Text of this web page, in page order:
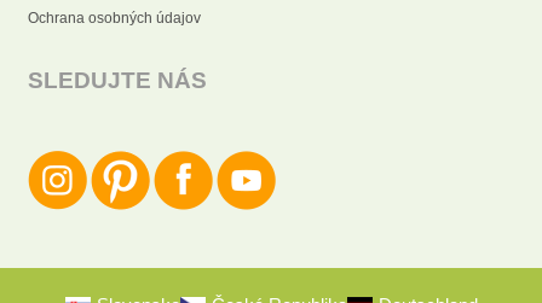
Ochrana osobných údajov
SLEDUJTE NÁS